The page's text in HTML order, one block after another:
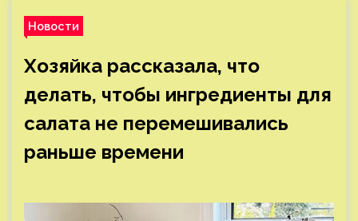
Новости
Хозяйка рассказала, что
делать, чтобы ингредиенты для
салата не перемешивались
раньше времени